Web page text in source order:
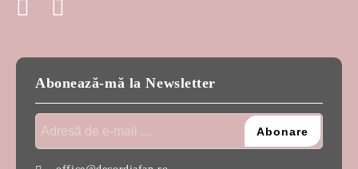
Abonează-mă la Newsletter